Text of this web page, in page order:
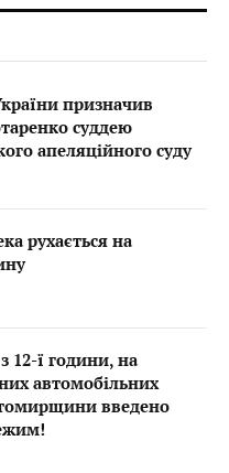
призначив
суддею
апеляційного суду
рухається на
12-ї години, на
автомобільних
введено